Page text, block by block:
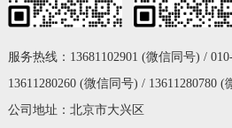
服务热线：13681102901 (微信同号) /
13611280260 (微信同号) / 13611280780 (
公司地址：北京市大兴区